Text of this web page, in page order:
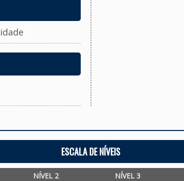
ESCALA DE NÍVEIS
NÍVEL 2 NÍVEL 3